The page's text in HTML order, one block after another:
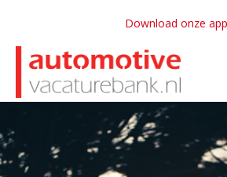
Download onze app